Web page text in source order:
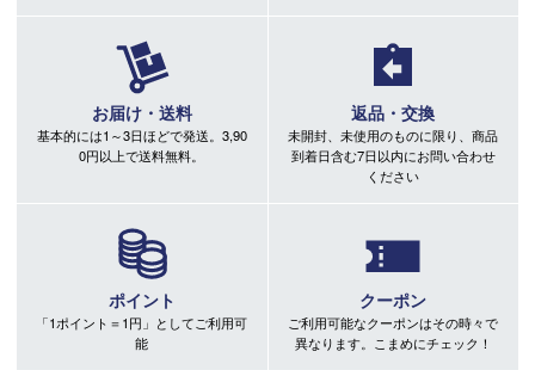
お届け・送料
基本的には1～3日ほどで発送。3,90
0円以上で送料無料。
返品・交換
未開封、未使用のものに限り、商品
到着日含む7日以内にお問い合わせ
ください
ポイント
「1ポイント＝1円」としてご利用可
能
クーポン
ご利用可能なクーポンはその時々で
異なります。こまめにチェック！